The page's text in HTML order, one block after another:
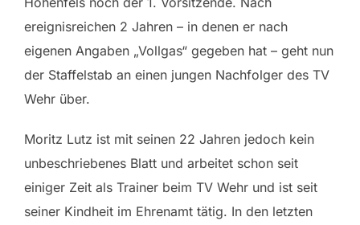
ereignisreichen 2 Jahren – in denen er nach
eigenen Angaben „Vollgas“ gegeben hat – geht nun
der Staffelstab an einen jungen Nachfolger des TV
Wehr über.
Moritz Lutz ist mit seinen 22 Jahren jedoch kein
unbeschriebenes Blatt und arbeitet schon seit
einiger Zeit als Trainer beim TV Wehr und ist seit
seiner Kindheit im Ehrenamt tätig. In den letzten